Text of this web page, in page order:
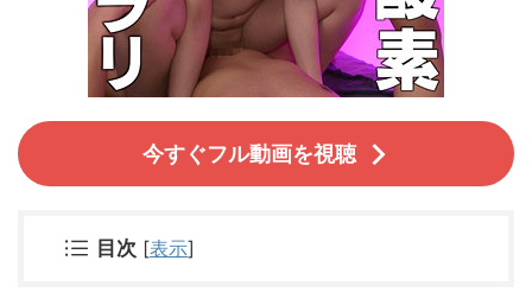
今すぐフル動画を視聴
目次 [表示]